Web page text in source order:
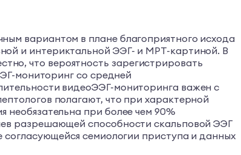
вариантом в плане благоприятного исхода
и интериктальной ЭЭГ- и МРТ-картиной. В
что вероятность зарегистрировать
мониторинг со средней
видеоЭЭГ-мониторинга важен с
полагают, что при характерной
необязательна при более чем 90%
разрешающей способности скальповой ЭЭГ
согласующейся семиологии приступа и данных